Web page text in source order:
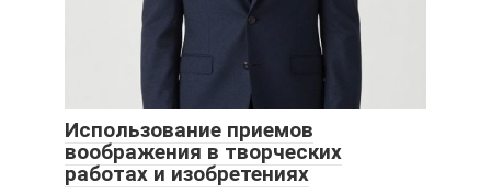
Использование приемов
воображения в творческих
работах и изобретениях